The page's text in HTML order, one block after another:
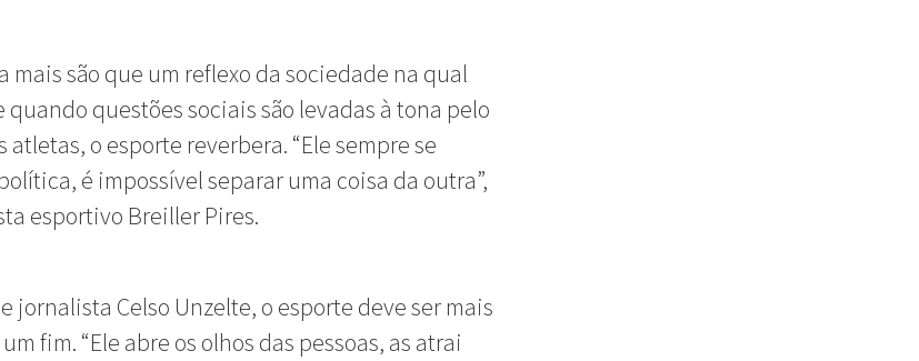
mais são que um reflexo da sociedade na qual
quando questões sociais são levadas à tona pelo
o esporte reverbera. “Ele sempre se
é impossível separar uma coisa da outra”,
esportivo Breiller Pires.
jornalista Celso Unzelte, o esporte deve ser mais
fim. “Ele abre os olhos das pessoas, as atrai